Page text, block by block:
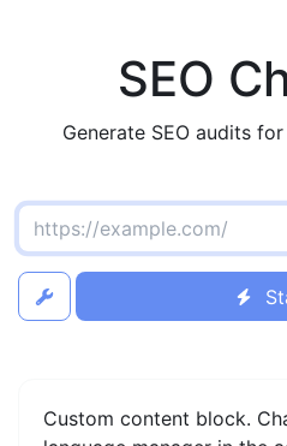
SEO
Generate SEO audits
Custom content block.